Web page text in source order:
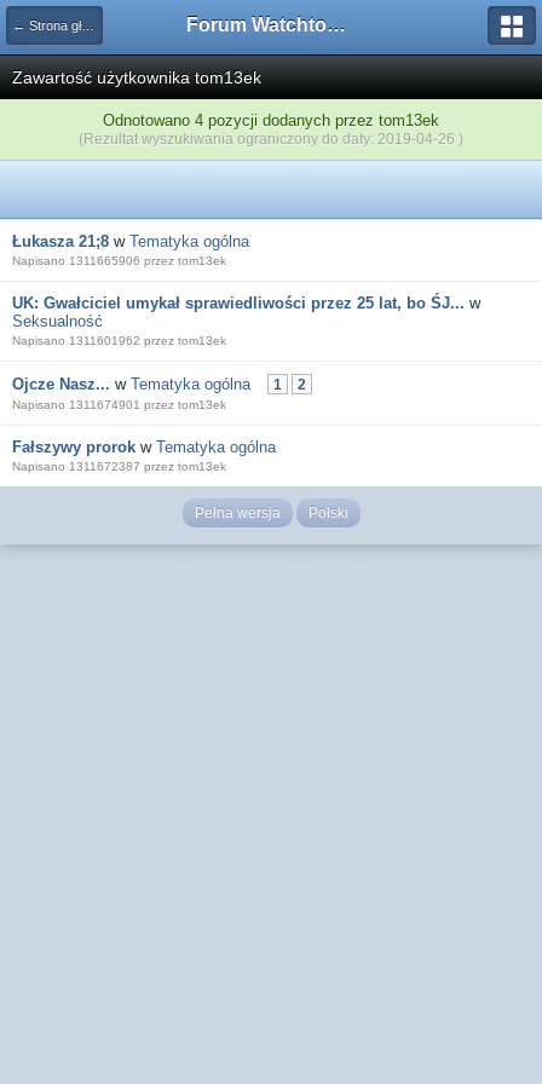
← Strona główna Forum Watchtower
Zawartość użytkownika tom13ek
Odnotowano 4 pozycji dodanych przez tom13ek
(Rezultat wyszukiwania ograniczony do daty: 2019-04-26 )
Łukasza 21;8 w Tematyka ogólna
Napisano 1311665906 przez tom13ek
UK: Gwałciciel umykał sprawiedliwości przez 25 lat, bo ŚJ... w
Seksualność
Napisano 1311601962 przez tom13ek
Ojcze Nasz... w Tematyka ogólna 1 2
Napisano 1311674901 przez tom13ek
Fałszywy prorok w Tematyka ogólna
Napisano 1311672387 przez tom13ek
Pełna wersja Polski